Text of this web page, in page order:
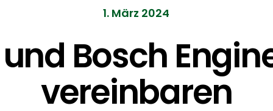
1. März 2024
und Bosch
vereinbaren